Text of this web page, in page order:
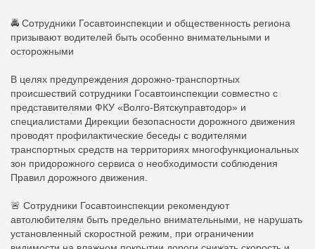
🚔 Сотрудники Госавтоинспекции и общественность региона
призывают водителей быть особенно внимательными и
осторожными
В целях предупреждения дорожно-транспортных
происшествий сотрудники Госавтоинспекции совместно с
представителями ФКУ «Волго-Вятскуправтодор» и
специалистами Дирекции безопасности дорожного движения
проводят профилактические беседы с водителями
транспортных средств на территориях многофункциональных
зон придорожного сервиса о необходимости соблюдения
Правил дорожного движения.
🚨 Сотрудники Госавтоинспекции рекомендуют
автолюбителям быть предельно внимательными, не нарушать
установленный скоростной режим, при ограничении